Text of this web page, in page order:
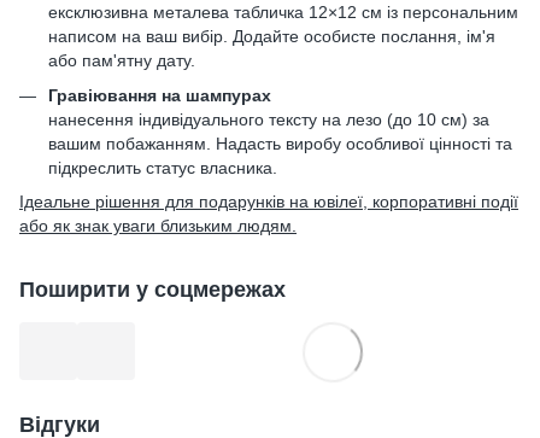
ексклюзивна металева табличка 12×12 см із персональним
написом на ваш вибір. Додайте особисте послання, ім'я
або пам'ятну дату.
Гравіювання на шампурах
нанесення індивідуального тексту на лезо (до 10 см) за
вашим побажанням. Надасть виробу особливої цінності та
підкреслить статус власника.
Ідеальне рішення для подарунків на ювілеї, корпоративні події
або як знак уваги близьким людям.
Поширити у соцмережах
Відгуки